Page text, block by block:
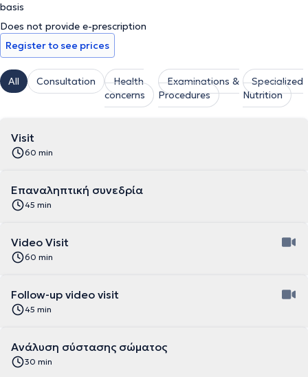
basis
Does not provide e-prescription
Register to see prices
All Consultation
Health
concerns
Examinations &
Procedures
Specialized
Nutrition
Visit
60 min
Επαναληπτική συνεδρία
45 min
Video Visit
60 min
Follow-up video visit
45 min
Aνάλυση σύστασης σώματος
30 min